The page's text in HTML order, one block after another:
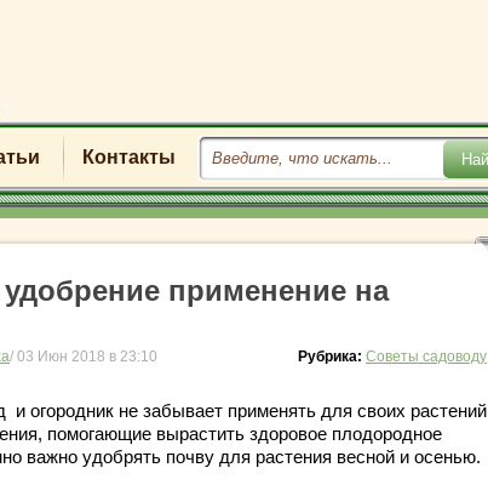
Контакты
применение на
/ 03 Июн 2018 в 23:10 Рубрика: Советы садоводу
огородник не забывает применять для своих растений
помогающие вырастить здоровое плодородное
важно удобрять почву для растения весной и осенью.